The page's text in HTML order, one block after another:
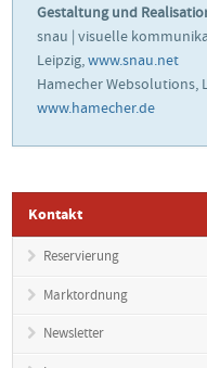
Gestaltung und
snau | visuelle
Leipzig,www.snau.net
Hamecher Websolutions,
www.hamecher.de
Kontakt
Reservierung
Marktordnung
Newsletter